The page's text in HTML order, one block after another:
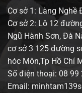
Cơ sở 1: Làng Nghề
Cơ sở 2: Lô 12
Ngũ Hành Sơn, Đà
cơ sở 3 125 đường
hóc Môn,Tp Hồ Chí
Số điện thoại: 08 99
Email: